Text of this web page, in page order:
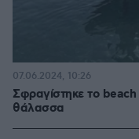
Σφραγίστηκε το
θάλασσα
07.06.2024, 10:26